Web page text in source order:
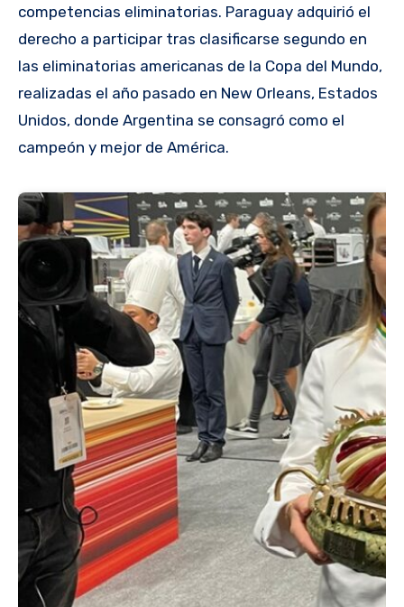
competencias eliminatorias. Paraguay adquirió el
derecho a participar tras clasificarse segundo en
las eliminatorias americanas de la Copa del Mundo,
realizadas el año pasado en New Orleans, Estados
Unidos, donde Argentina se consagró como el
campeón y mejor de América.